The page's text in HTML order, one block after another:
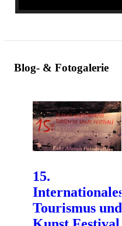
Blog- & Fotogalerie
15.
Internationales
Tourismus und